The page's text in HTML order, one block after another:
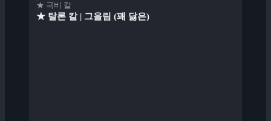
★ 극비 칼
★ 탈론 칼 | 그을림 (꽤 닳은)